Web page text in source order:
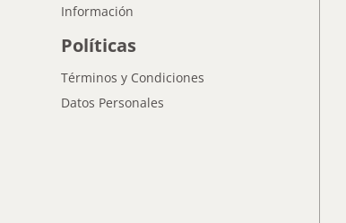
Información
Políticas
Términos y Condiciones
Datos Personales